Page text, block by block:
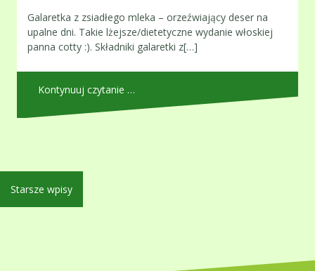
Galaretka z zsiadłego mleka – orzeźwiający deser na
upalne dni. Takie lżejsze/dietetyczne wydanie włoskiej
panna cotty :). Składniki galaretki z[…]
Kontynuuj czytanie …
Nawigacja
po
Starsze wpisy